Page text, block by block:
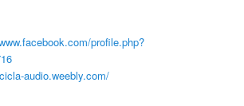
profile.php?
audio.weebly.com/